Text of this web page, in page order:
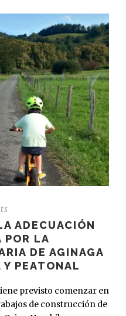
ADECUACIÓN
POR LA
DE AGINAGA
PEATONAL
previsto comenzar en
de construcción de